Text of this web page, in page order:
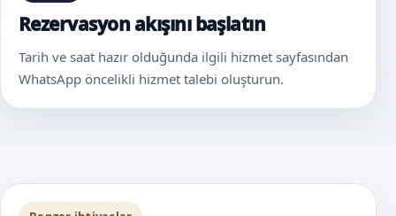
Rezervasyon akışını başlatın
Tarih ve saat hazır olduğunda ilgili hizmet sayfasından
WhatsApp öncelikli hizmet talebi oluşturun.